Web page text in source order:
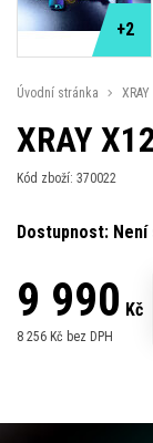
+2
Úvodní stránka
XRAY
Kód zboží: 370022
Dostupnost: Není
9 990 Kč
8 256 Kč bez DPH